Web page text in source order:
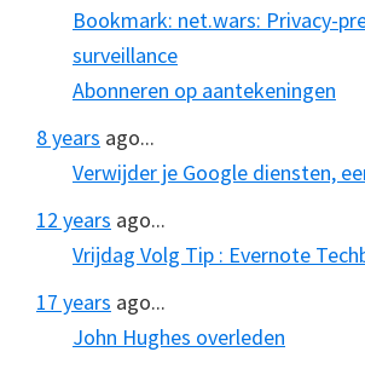
Bookmark: net.wars: Privacy-
surveillance
Abonneren op aantekeningen
8 years ago...
Verwijder je Google diensten,
12 years ago...
Vrijdag Volg Tip : Evernote
17 years ago...
John Hughes overleden